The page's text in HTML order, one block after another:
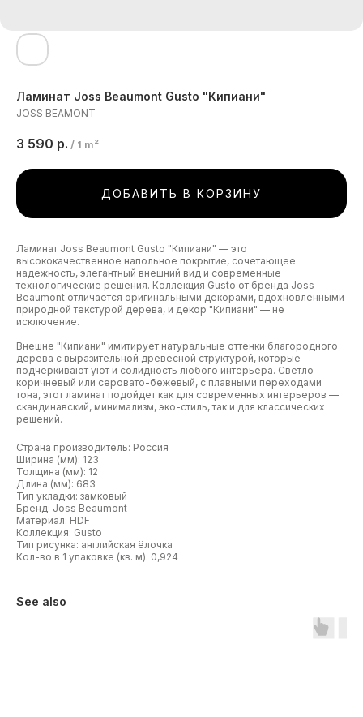
Ламинат Joss Beaumont Gusto "Кипиани"
JOSS BEAMONT
3 590 р. / 1 m²
ДОБАВИТЬ В КОРЗИНУ
Ламинат Joss Beaumont Gusto "Кипиани" — это
высококачественное напольное покрытие, сочетающее
надежность, элегантный внешний вид и современные
технологические решения. Коллекция Gusto от бренда Joss
Beaumont отличается оригинальными декорами, вдохновленными
природной текстурой дерева, и декор "Кипиани" — не
исключение.
Внешне "Кипиани" имитирует натуральные оттенки благородного
дерева с выразительной древесной структурой, которые
подчеркивают уют и солидность любого интерьера. Светло-
коричневый или серовато-бежевый, с плавными переходами
тона, этот ламинат подойдет как для современных интерьеров —
скандинавский, минимализм, эко-стиль, так и для классических
решений.
Страна производитель: Россия
Ширина (мм): 123
Толщина (мм): 12
Длина (мм): 683
Тип укладки: замковый
Бренд: Joss Beaumont
Материал: HDF
Коллекция: Gusto
Тип рисунка: английская ёлочка
Кол-во в 1 упаковке (кв. м): 0,924
See also